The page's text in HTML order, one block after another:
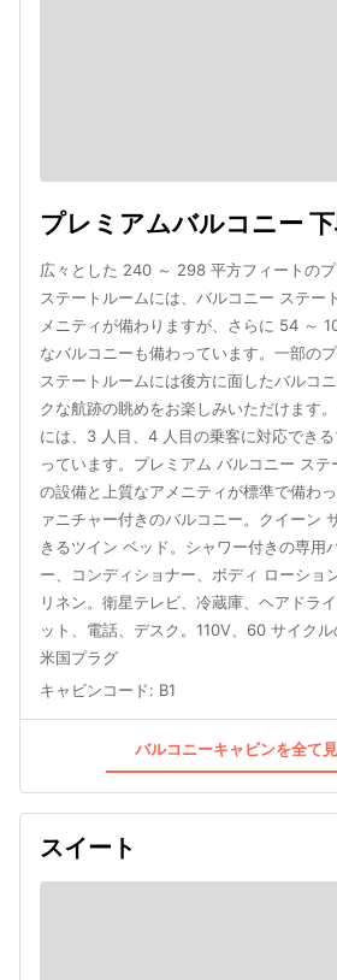
プレミアムバルコニー
広々とした 240 ～ 298 平方フィートの
ステートルームには、バルコニー ステー
メニティが備わりますが、さらに 54 ～
なバルコニーも備わっています。一部の
ステートルームには後方に面したバルコ
クな航跡の眺めをお楽しみいただけます
には、3 人目、4 人目の乗客に対応でき
っています。プレミアム バルコニー ス
の設備と上質なアメニティが標準で備わ
ァニチャー付きのバルコニー。クイーン
きるツイン ベッド。シャワー付きの専用
ー、コンディショナー、ボディ ローショ
リネン。衛星テレビ、冷蔵庫、ヘアドラ
ット、電話、デスク。110V、60 サイク
米国プラグ
キャビンコード: B1
バルコニーキャビンを全て
スイート